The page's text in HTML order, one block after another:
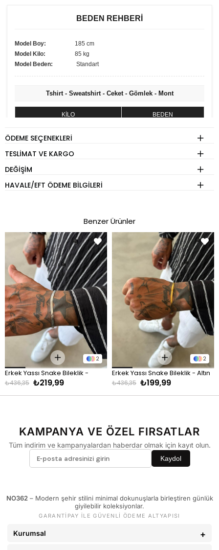
BEDEN REHBERİ
Model Boy:
185 cm
Model Kilo:
85 kg
Model Beden:
Standart
Tshirt - Sweatshirt - Ceket - Gömlek - Mont
KİLO BEDEN
60 - 74 kg S
75 - 84 kg M
85 - 89 kg L
90 - 110 kg XL
KİLO BEDEN
60 - 65 kg 29
66 - 71 kg 30
72 - 77 kg 31
78 - 82 kg 32
34
94 - 110 kg 36
ÖDEME SEÇENEKLERI
TESLIMAT VE KARGO
DEĞIŞIM
HAVALE/EFT ÖDEME BILGILERI
Benzer Ürünler
2
Erkek Yassı Snake Bileklik -
Gümüş
₺219,99
₺436,35
2
Erkek Yassı Snake Bileklik - Altın
₺199,99
₺436,35
KAMPANYA VE ÖZEL FIRSATLAR
Tüm indirim ve kampanyalardan haberdar olmak için kayıt olun.
Kaydol
NO362– Modern şehir stilini minimal dokunuşlarla birleştiren günlük
giyilebilir koleksiyonlar.
GARANTİPAY İLE GÜVENLİ ÖDEME ALTYAPISI
Kurumsal